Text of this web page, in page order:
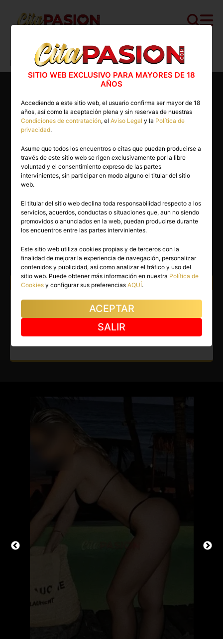
Cita PASION.COM>Masajistas >Madrid>
Madrid capital>Biby
30 años
BIBY
Madrid capital(Madrid)
(17)
Atiendo a: Hombres
Masajista en Madrid capital.
Disfruta una mezcla de
emociones muy interesantes.
SITIO WEB EXCLUSIVO PARA MAYORES DE 18
AÑOS
Accediendo a este sitio web, el usuario confirma ser mayor de 18
años, así como la aceptación plena y sin reservas de nuestras
Condiciones de contratación, elAviso Legal y la Política de
privacidad.
Asume que todos los encuentros o citas que puedan producirse a
través de este sitio web se rigen exclusivamente por la libre
voluntad y el consentimiento expreso de las partes
intervinientes, sin participar en modo alguno el titular del sitio
web.
El titular del sitio web declina toda responsabilidad respecto a los
servicios, acuerdos, conductas o situaciones que, aun no siendo
promovidos o anunciados en la web, puedan producirse durante
los encuentros entre las partes intervinientes.
Este sitio web utiliza cookies propias y de terceros con la
finalidad de mejorar la experiencia de navegación, personalizar
contenidos y publicidad, así como analizar el tráfico y uso del
sitio web. Puede obtener más información en nuestra Política de
Cookies y configurar sus preferenciasAQUÍ.
ACEPTAR
SALIR